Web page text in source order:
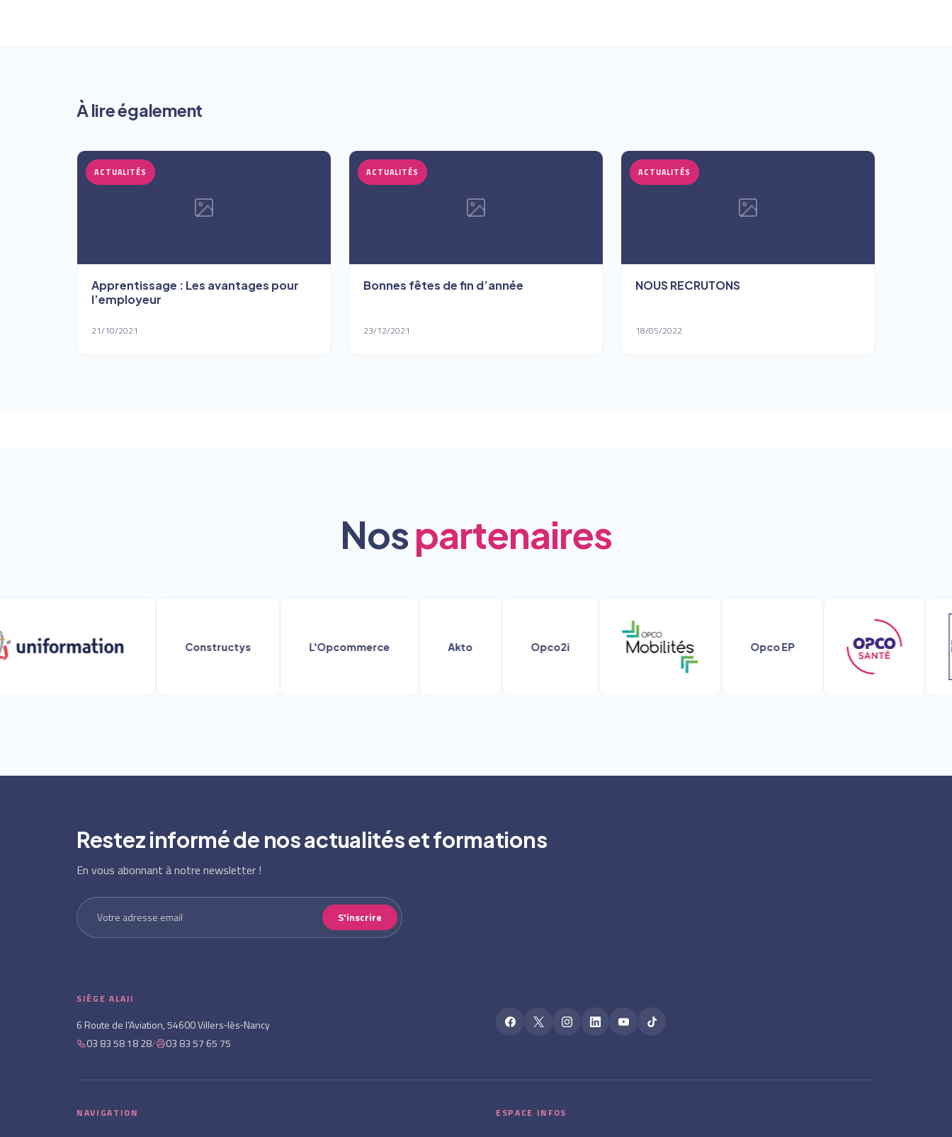
À lire également
ACTUALITÉS
Apprentissage : Les avantages pour
l’employeur
21/10/2021
ACTUALITÉS
Bonnes fêtes de fin d’année
23/12/2021
ACTUALITÉS
NOUS RECRUTONS
18/05/2022
Nospartenaires
Constructys L'Opcommerce Opco2i Opco EP
Restez informé de nos actualités et formations
En vous abonnant à notre newsletter !
S'inscrire
SIÈGE ALAJI
6 Route de l'Aviation, 54600 Villers‑lès‑Nancy
03 83 58 18 28/ 03 83 57 65 75
NAVIGATION ESPACE INFOS